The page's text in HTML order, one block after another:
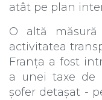
atât pe plan
O altă
activitatea
Franța a fost
a unei taxe de
șofer detașat -